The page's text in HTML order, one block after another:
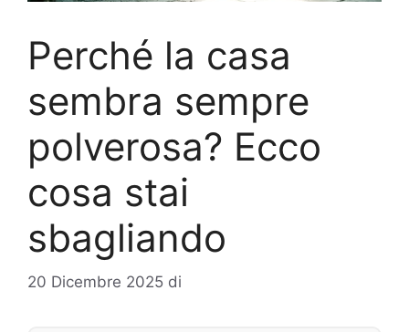
Perché la casa
sembra sempre
polverosa? Ecco
cosa stai
sbagliando
20 Dicembre 2025 di